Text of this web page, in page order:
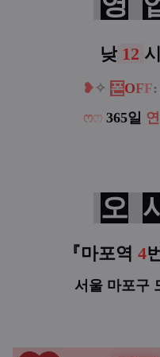
낮 12 시
❥ ✧ 폰OFF:
ෆෆ365일 연
오 시
『마포역 4
서울 마포구